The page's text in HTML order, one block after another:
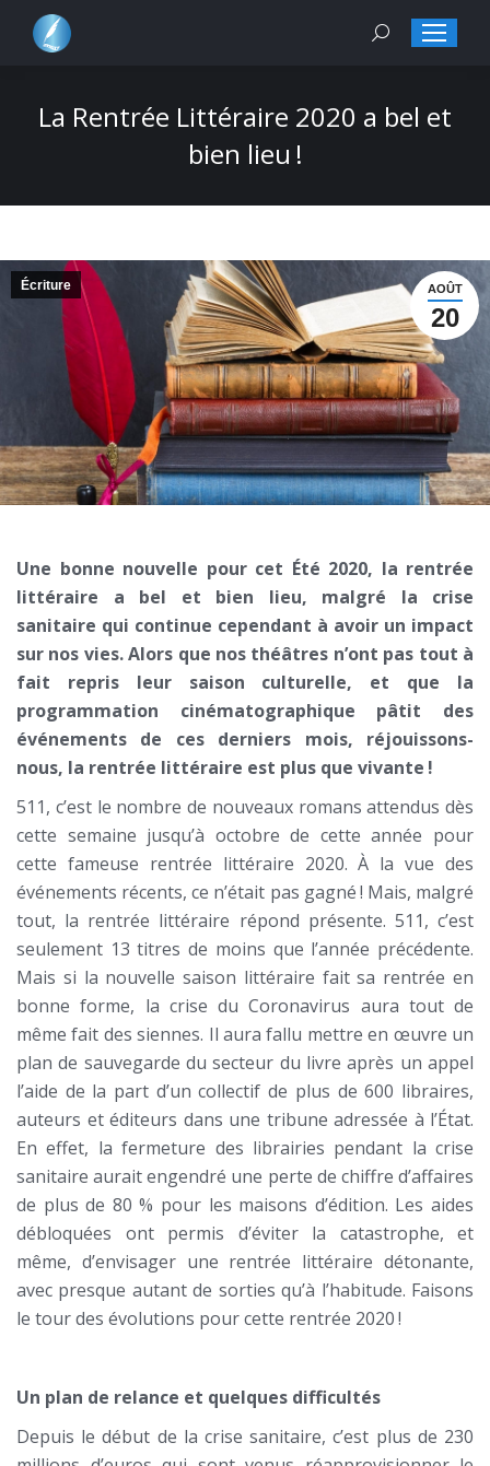
Search:
La Rentrée Littéraire 2020 a bel et
bien lieu !
AOÛT
20
Écriture
Une bonne nouvelle pour cet Été 2020, la rentrée
littéraire a bel et bien lieu, malgré la crise
sanitaire qui continue cependant à avoir un impact
sur nos vies. Alors que nos théâtres n’ont pas tout à
fait repris leur saison culturelle, et que la
programmation cinématographique pâtit des
événements de ces derniers mois, réjouissons-
nous, la rentrée littéraire est plus que vivante !
511, c’est le nombre de nouveaux romans attendus dès
cette semaine jusqu’à octobre de cette année pour
cette fameuse rentrée littéraire 2020. À la vue des
événements récents, ce n’était pas gagné ! Mais, malgré
tout, la rentrée littéraire répond présente. 511, c’est
seulement 13 titres de moins que l’année précédente.
Mais si la nouvelle saison littéraire fait sa rentrée en
bonne forme, la crise du Coronavirus aura tout de
même fait des siennes. Il aura fallu mettre en œuvre un
plan de sauvegarde du secteur du livre après un appel
l’aide de la part d’un collectif de plus de 600 libraires,
auteurs et éditeurs dans une tribune adressée à l’État.
En effet, la fermeture des librairies pendant la crise
sanitaire aurait engendré une perte de chiffre d’affaires
de plus de 80 % pour les maisons d’édition. Les aides
débloquées ont permis d’éviter la catastrophe, et
même, d’envisager une rentrée littéraire détonante,
avec presque autant de sorties qu’à l’habitude. Faisons
le tour des évolutions pour cette rentrée 2020 !
Un plan de relance et quelques difficultés
Depuis le début de la crise sanitaire, c’est plus de 230